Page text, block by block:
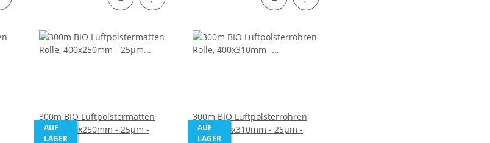
AUF
LAGER
300m BIO Luftpolstermatten
Rolle, 400x250mm - 25µm -
AUF
LAGER
300m BIO Luftpolsterröhren
Rolle, 400x310mm - 25µm -